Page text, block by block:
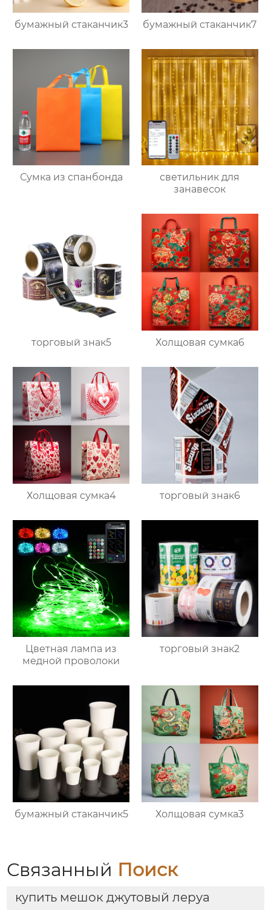
бумажный стаканчик3 бумажный стаканчик7
Сумка из спанбонда
светильник для
занавесок
торговый знак5 Холщовая сумка6
Холщовая сумка4 торговый знак6
Цветная лампа из
медной проволоки
торговый знак2
бумажный стаканчик5 Холщовая сумка3
Связанный Поиск
купить мешок джутовый леруа